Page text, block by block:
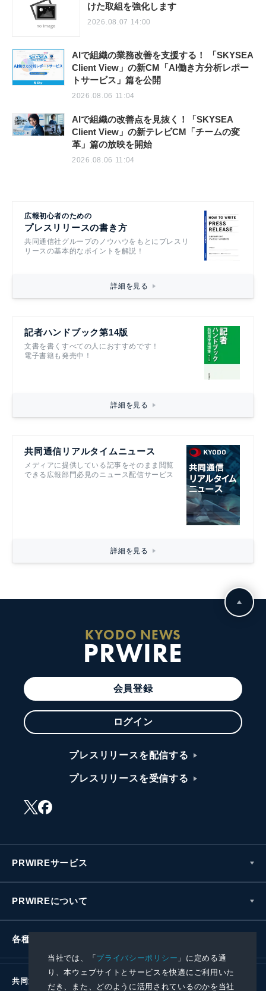
当社では、「プライバシーポリシー 」に定める通
り、本ウェブサイトとサービスを快適にご利用いた
だき、また、どのように活用されているのかを当社
けた取組を強化します
2026.08.07 14:00
AIで組織の業務改善を支援する！ 「SKYSEA
Client View」の新CM「AI働き方分析レポー
トサービス」篇を公開
2026.08.06 11:04
AIで組織の改善点を見抜く！「SKYSEA
Client View」の新テレビCM「チームの変
革」篇の放映を開始
2026.08.06 11:04
広報初心者のための
プレスリリースの書き方
共同通信社グループのノウハウをもとにプレスリ
リースの基本的なポイントを解説！
詳細を見る
記者ハンドブック第14版
文書を書くすべての人におすすめです！
電子書籍も発売中！
詳細を見る
共同通信リアルタイムニュース
メディアに提供している記事をそのまま閲覧
できる広報部門必見のニュース配信サービス
詳細を見る
KYODO NEWS
PRWIRE
会員登録
ログイン
プレスリリースを配信する
プレスリリースを受信する
PRWIREサービス
PRWIREについて
各種お問い合わせ
共同通信社グループ